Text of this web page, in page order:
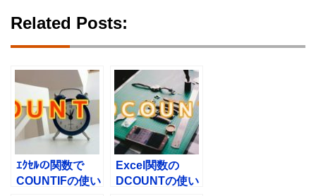
Related Posts:
ｴｸｾﾙの関数で
COUNTIFの使い
Excel関数の
DCOUNTの使い